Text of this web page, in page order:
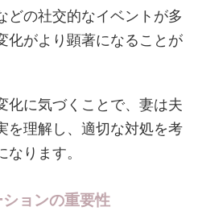
どの社交的なイベントが多
化がより顕著になることが
化に気づくことで、妻は夫
を理解し、適切な対処を考
ります。
ョンの重要性